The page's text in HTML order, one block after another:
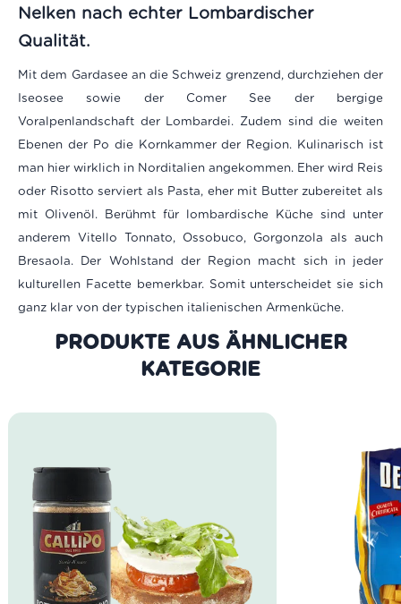
Nelken nach echter Lombardischer
Qualität.
Mit dem Gardasee an die Schweiz grenzend, durchziehen der
Iseosee sowie der Comer See der bergige
Voralpenlandschaft der Lombardei. Zudem sind die weiten
Ebenen der Po die Kornkammer der Region. Kulinarisch ist
man hier wirklich in Norditalien angekommen. Eher wird Reis
oder Risotto serviert als Pasta, eher mit Butter zubereitet als
mit Olivenöl. Berühmt für lombardische Küche sind unter
anderem Vitello Tonnato, Ossobuco, Gorgonzola als auch
Bresaola. Der Wohlstand der Region macht sich in jeder
kulturellen Facette bemerkbar. Somit unterscheidet sie sich
ganz klar von der typischen italienischen Armenküche.
PRODUKTE AUS DER GLEICHEN
KATEGORIE